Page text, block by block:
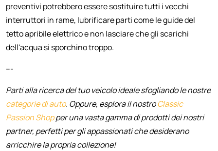
preventivi potrebbero essere sostituire tutti i vecchi
interruttori in rame, lubrificare parti come le guide del
tetto apribile elettrico e non lasciare che gli scarichi
dell'acqua si sporchino troppo.
---
Parti alla ricerca del tuo veicolo ideale sfogliando le nostre
categorie di auto. Oppure, esplora il nostroClassic
Passion Shopper una vasta gamma di prodotti dei nostri
partner, perfetti per gli appassionati che desiderano
arricchire la propria collezione!